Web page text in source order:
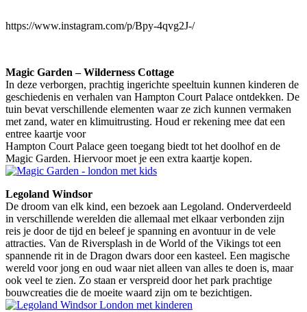
https://www.instagram.com/p/Bpy-4qvg2J-/
Magic Garden – Wilderness Cottage
In deze verborgen, prachtig ingerichte speeltuin kunnen kinderen de
geschiedenis en verhalen van Hampton Court Palace ontdekken. De
tuin bevat verschillende elementen waar ze zich kunnen vermaken
met zand, water en klimuitrusting. Houd er rekening mee dat een
entree kaartje voor
Hampton Court Palace geen toegang biedt tot het doolhof en de
Magic Garden. Hiervoor moet je een extra kaartje kopen.
Legoland Windsor
De droom van elk kind, een bezoek aan Legoland. Onderverdeeld
in verschillende werelden die allemaal met elkaar verbonden zijn
reis je door de tijd en beleef je spanning en avontuur in de vele
attracties. Van de Riversplash in de World of the Vikings tot een
spannende rit in de Dragon dwars door een kasteel. Een magische
wereld voor jong en oud waar niet alleen van alles te doen is, maar
ook veel te zien. Zo staan er verspreid door het park prachtige
bouwcreaties die de moeite waard zijn om te bezichtigen.